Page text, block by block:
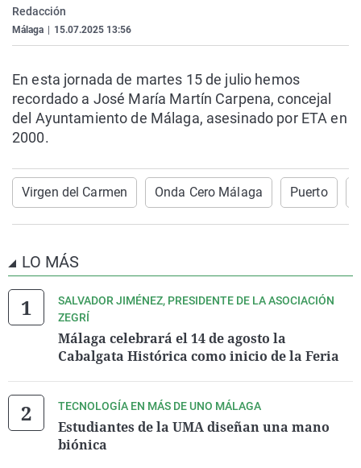
Gente viajera
Como el perro y el
Retornados
Equipo de
Operación Viuda
Galicia
La Rioja
Navarra
País Vasco
Televisión
Elecciones
Redacción
Málaga 15.07.2025 13:56
En esta jornada de martes 15 de julio hemos
recordado a José María Martín Carpena, concejal
del Ayuntamiento de Málaga, asesinado por ETA en
2000.
Virgen del Carmen Onda Cero Málaga Puerto
LO MÁS
SALVADOR JIMÉNEZ, PRESIDENTE DE LA ASOCIACIÓN
ZEGRÍ
Málaga celebrará el 14 de agosto la
Cabalgata Histórica como inicio de la Feria
TECNOLOGÍA EN MÁS DE UNO MÁLAGA
Estudiantes de la UMA diseñan una mano
biónica